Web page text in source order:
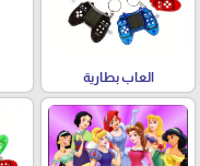
العاب بطارية